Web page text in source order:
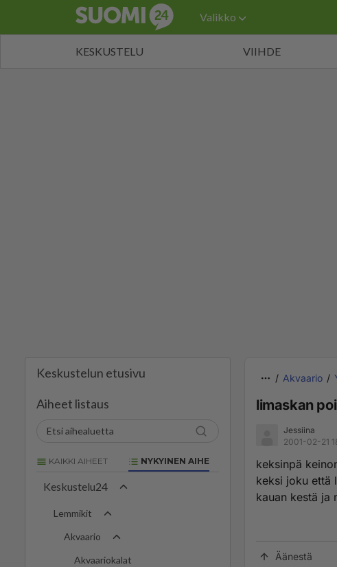
Valikko
KESKUSTELU VIIHDE
Keskustelun etusivu
Aiheet listaus
KAIKKI AIHEET NYKYINEN AIHE
Keskustelu24
Lemmikit
Akvaario
Akvaariokalat
Akvaario
limaskan
Jessiina
2001-02-21
keksinpä
keksi joku että
kauan kestä ja
Äänestä